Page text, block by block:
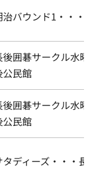
治バウンド1・・・
後囲碁サークル水曜
公民館
後囲碁サークル水曜
公民館
タディーズ・・・長